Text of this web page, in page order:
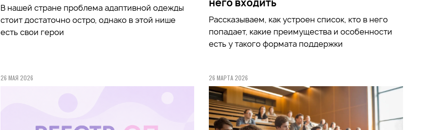
В нашей стране проблема адаптивной одежды
стоит достаточно остро, однако в этой нише
есть свои герои
Рассказываем, как устроен список, кто в него
попадает, какие преимущества и особенности
есть у такого формата поддержки
26 МАЯ 2026 26 МАРТА 2026